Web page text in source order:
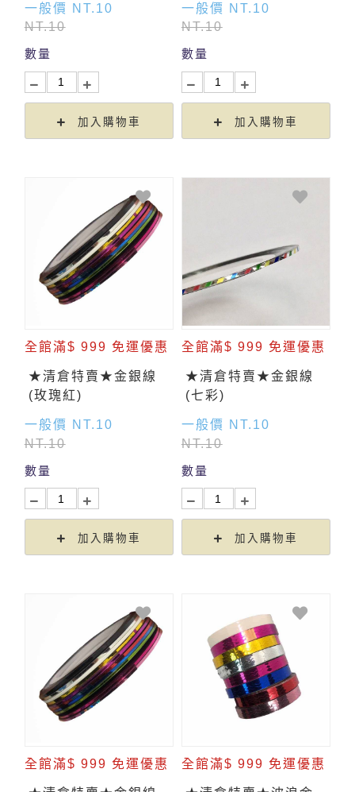
一般價 NT.10
NT.10
數量
加入購物車
一般價 NT.10
NT.10
數量
加入購物車
全館滿$ 999 免運優惠
★清倉特賣★金銀線
(玫瑰紅)
一般價 NT.10
NT.10
數量
加入購物車
全館滿$ 999 免運優惠
★清倉特賣★金銀線
(七彩)
一般價 NT.10
NT.10
數量
加入購物車
全館滿$ 999 免運優惠 全館滿$ 999 免運優惠